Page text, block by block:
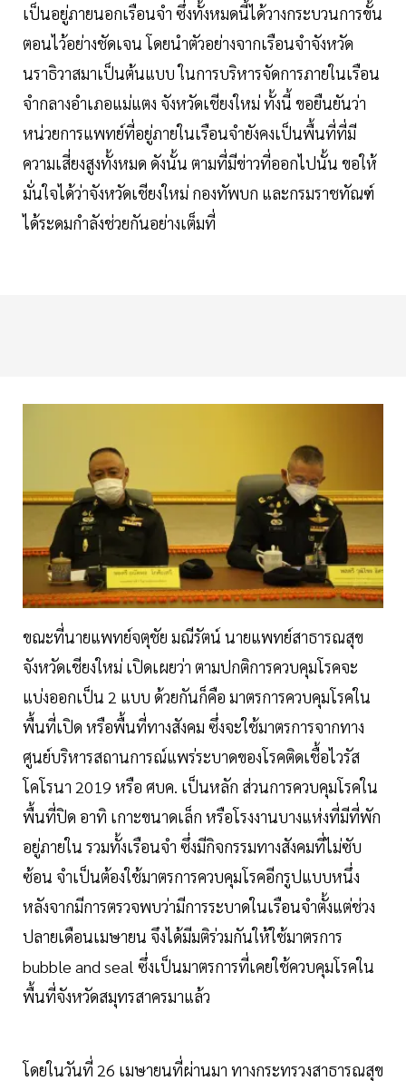
เป็นอยู่ภายนอกเรือนจำ ซึ่งทั้งหมดนี้ได้วางกระบวนการขั้น
ตอนไว้อย่างชัดเจน โดยนำตัวอย่างจากเรือนจำจังหวัด
นราธิวาสมาเป็นต้นแบบ ในการบริหารจัดการภายในเรือน
จำกลางอำเภอแม่แตง จังหวัดเชียงใหม่ ทั้งนี้ ขอยืนยันว่า
หน่วยการแพทย์ที่อยู่ภายในเรือนจำยังคงเป็นพื้นที่ที่มี
ความเสี่ยงสูงทั้งหมด ดังนั้น ตามที่มีข่าวที่ออกไปนั้น ขอให้
มั่นใจได้ว่าจังหวัดเชียงใหม่ กองทัพบก และกรมราชทัณฑ์
ได้ระดมกำลังช่วยกันอย่างเต็มที่
ขณะที่นายแพทย์จตุชัย มณีรัตน์ นายแพทย์สาธารณสุข
จังหวัดเชียงใหม่ เปิดเผยว่า ตามปกติการควบคุมโรคจะ
แบ่งออกเป็น 2 แบบ ด้วยกันก็คือ มาตรการควบคุมโรคใน
พื้นที่เปิด หรือพื้นที่ทางสังคม ซึ่งจะใช้มาตรการจากทาง
ศูนย์บริหารสถานการณ์แพร่ระบาดของโรคติดเชื้อไวรัส
โคโรนา 2019 หรือ ศบค. เป็นหลัก ส่วนการควบคุมโรคใน
พื้นที่ปิด อาทิ เกาะขนาดเล็ก หรือโรงงานบางแห่งที่มีที่พัก
อยู่ภายใน รวมทั้งเรือนจำ ซึ่งมีกิจกรรมทางสังคมที่ไม่ซับ
ซ้อน จำเป็นต้องใช้มาตรการควบคุมโรคอีกรูปแบบหนึ่ง
หลังจากมีการตรวจพบว่ามีการระบาดในเรือนจำตั้งแต่ช่วง
ปลายเดือนเมษายน จึงได้มีมติร่วมกันให้ใช้มาตรการ
bubble and seal ซึ่งเป็นมาตรการที่เคยใช้ควบคุมโรคใน
พื้นที่จังหวัดสมุทรสาครมาแล้ว
โดยในวันที่ 26 เมษายนที่ผ่านมา ทางกระทรวงสาธารณสุข